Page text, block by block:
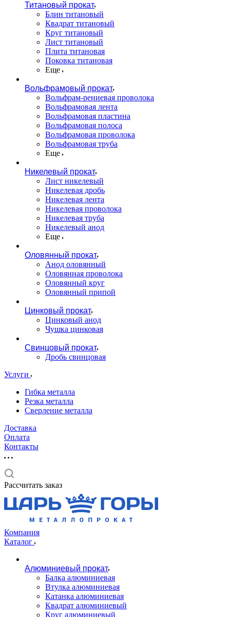
Титановый прокат
Блин титановый
Квадрат титановый
Круг титановый
Лист титановый
Плита титановая
Поковка титановая
Еще
Вольфрамовый прокат
Вольфрам-рениевая проволока
Вольфрамовая лента
Вольфрамовая пластина
Вольфрамовая полоса
Вольфрамовая проволока
Вольфрамовая труба
Еще
Никелевый прокат
Лист никелевый
Никелевая дробь
Никелевая лента
Никелевая проволока
Никелевая труба
Никелевый анод
Еще
Оловянный прокат
Анод оловянный
Оловянная проволока
Оловянный круг
Оловянный припой
Цинковый прокат
Цинковый анод
Чушка цинковая
Свинцовый прокат
Дробь свинцовая
Услуги
Гибка металла
Резка металла
Сверление металла
Доставка
Оплата
Контакты
Рассчитать заказ
Компания
Каталог
Алюминиевый прокат
Балка алюминиевая
Втулка алюминиевая
Катанка алюминиевая
Квадрат алюминиевый
Круг алюминиевый